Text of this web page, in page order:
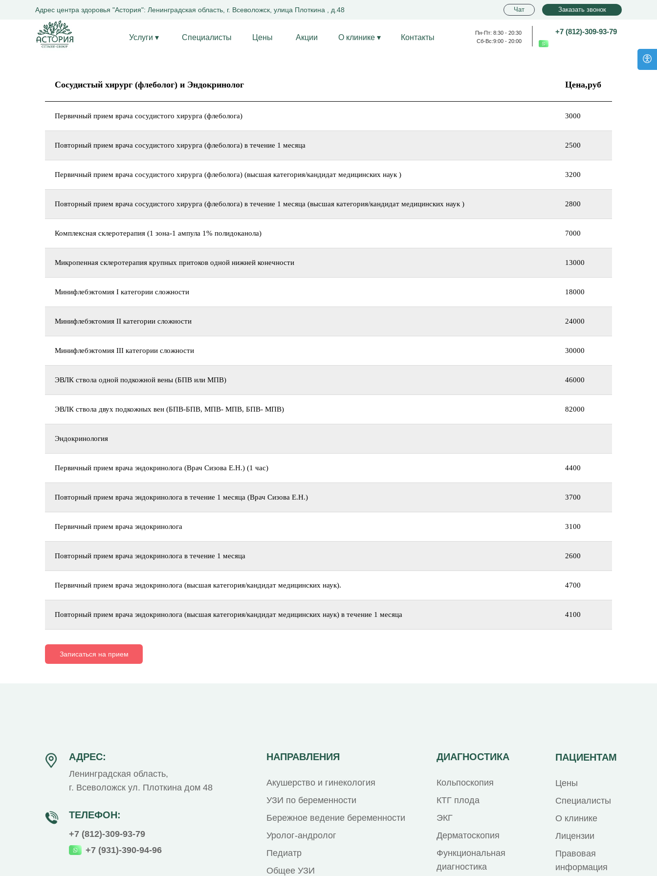
+7 (812)-309-93-79
Пн-Пт: 8:30 - 20:30
Сб-Вс:9:00 - 20:00
Услуги ▾ Акции
+7 (812)-309-93-79
О клинике ▾
Цены
Специалисты
Заказать звонок
Чат
Контакты
Адрес центра здоровья "Астория": Ленинградская область, г. Всеволожск, улица Плоткина , д.48
Сосудистый хирург (флеболог) и Эндокринолог Цена,руб
Первичный прием врача сосудистого хирурга (флеболога) 3000
Повторный прием врача сосудистого хирурга (флеболога) в течение 1 месяца 2500
Первичный прием врача сосудистого хирурга (флеболога) (высшая категория/кандидат медицинских наук ) 3200
Повторный прием врача сосудистого хирурга (флеболога) в течение 1 месяца (высшая категория/кандидат медицинских наук ) 2800
Комплексная склеротерапия (1 зона-1 ампула 1% полидоканола) 7000
Микропенная склеротерапия крупных притоков одной нижней конечности 13000
Минифлебэктомия I категории сложности 18000
Минифлебэктомия II категории сложности 24000
Минифлебэктомия III категории сложности 30000
ЭВЛК ствола одной подкожной вены (БПВ или МПВ) 46000
ЭВЛК ствола двух подкожных вен (БПВ-БПВ, МПВ- МПВ, БПВ- МПВ) 82000
Эндокринология
Первичный прием врача эндокринолога (Врач Сизова Е.Н.) (1 час) 4400
Повторный прием врача эндокринолога в течение 1 месяца (Врач Сизова Е.Н.) 3700
Первичный прием врача эндокринолога 3100
Повторный прием врача эндокринолога в течение 1 месяца 2600
Первичный прием врача эндокринолога (высшая категория/кандидат медицинских наук). 4700
Повторный прием врача эндокринолога (высшая категория/кандидат медицинских наук) в течение 1 месяца 4100
Записаться на прием
НАПРАВЛЕНИЯ ДИАГНОСТИКА ПАЦИЕНТАМ
+7 (931)-390-94-96
+7 (812)-309-93-79
Ленинградская область,
г. Всеволожск ул. Плоткина дом 48
ТЕЛЕФОН:
АДРЕС:
Кольпоскопия
КТГ плода
ЭКГ
Дерматоскопия
Функциональная
диагностика
О клинике
Лицензии
Акушерство и гинекология
Бережное ведение беременности
УЗИ по беременности
Уролог-андролог
Педиатр
Общее УЗИ
Правовая
информация
Цены
Специалисты